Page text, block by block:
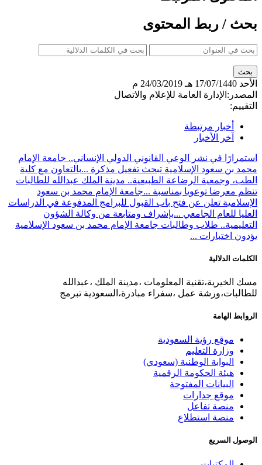
بحث / ربط المحتوى
الأحد 17/07/1440 هـ
24/03/2019 م
المصدر: الإدارة العامة للإعلام والاتصال
التقييم:
أخبار مرتبطة
آخر الأخبار
استمرارًا في نشر الوعي القانوني الدولي الإنساني.. جامعة الإمام
محمد بن سعود الإسلامية تبحث تفعيل مذكرة ...بالتعاون مع كلية
الطب، وجمعية الرضاعة الطبيعية.. مدينة الملك عبدالله للطالبات
تنظم معرضا توعويا بمناسبة ...جامعة الإمام محمد بن سعود
الإسلامية تعلن عن فتح باب القبول للبرامج المدفوعة في الدراسات
العليا للعام الجامعي ...بإشراف ومتابعة من وكالة الشؤون
التعليمية.. طلاب وطالبات جامعة الإمام محمد بن سعود الإسلامية
يؤدون اختبارات ...
الكلمات الدلالية
مسك الخيرية،تقنية المعلومات ،مدينة الملك ،عبدالله
للطالبات،ورشة عمل ،سفراء مبادرة،السعودية تبرمج
الروابط الهامة
موقع رؤية السعودية
وزارة التعليم
البوابة الوطنية (سعودي)
هيئة الحكومة الرقمية
البيانات المفتوحة
موقع جدارات
منصة تفاعل
منصة استطلاع
الوصول السريع